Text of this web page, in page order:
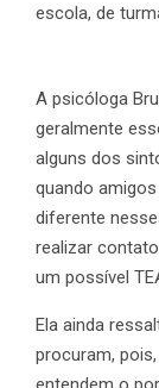
escola, de
A psicóloga
geralmente
alguns dos
quando
diferente
realizar
um possível
Ela ainda
procuram,